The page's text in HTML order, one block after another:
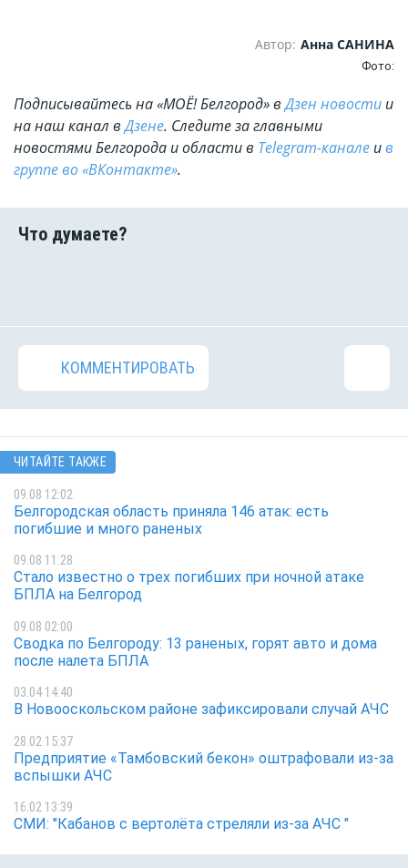
Автор: Анна САНИНА
Фото:
Подписывайтесь на «МОЁ! Белгород» вДзен новости и
на наш канал вДзене. Cледите за главными
новостями Белгорода и области в Telegram-канале ив
группе во «ВКонтакте».
КОММЕНТИРОВАТЬ
ЧИТАЙТЕ ТАКЖЕ
09.08 12:02
Белгородская область приняла 146 атак: есть
погибшие и много раненых
09.08 11:28
Стало известно о трех погибших при ночной атаке
БПЛА на Белгород
09.08 02:00
Сводка по Белгороду: 13 раненых, горят авто и дома
после налета БПЛА
03.04 14:40
В Новооскольском районе зафиксировали случай АЧС
28.02 15:37
Предприятие «Тамбовский бекон» оштрафовали из-за
вспышки АЧС
16.02 13:39
СМИ: "Кабанов с вертолёта стреляли из-за АЧС "